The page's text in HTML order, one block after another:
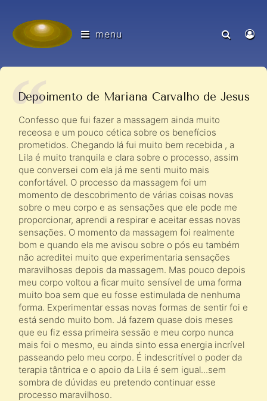
menu
Depoimento de Mariana Carvalho de Jesus
Confesso que fui fazer a massagem ainda muito
receosa e um pouco cética sobre os benefícios
prometidos. Chegando lá fui muito bem recebida , a
Lila é muito tranquila e clara sobre o processo, assim
que conversei com ela já me senti muito mais
confortável. O processo da massagem foi um
momento de descobrimento de várias coisas novas
sobre o meu corpo e as sensações que ele pode me
proporcionar, aprendi a respirar e aceitar essas novas
sensações. O momento da massagem foi realmente
bom e quando ela me avisou sobre o pós eu também
não acreditei muito que experimentaria sensações
maravilhosas depois da massagem. Mas pouco depois
meu corpo voltou a ficar muito sensível de uma forma
muito boa sem que eu fosse estimulada de nenhuma
forma. Experimentar essas novas formas de sentir foi e
está sendo muito bom. Já fazem quase dois meses
que eu fiz essa primeira sessão e meu corpo nunca
mais foi o mesmo, eu ainda sinto essa energia incrível
passeando pelo meu corpo. É indescritível o poder da
terapia tântrica e o apoio da Lila é sem igual...sem
sombra de dúvidas eu pretendo continuar esse
processo maravilhoso.